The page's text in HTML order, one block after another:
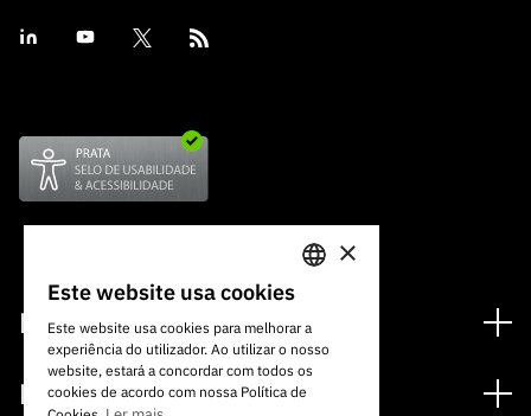
Financiamento
Programas de Financiamento
Internacional
Media
PORTUGUESE
ENGLISH
×
Este website usa cookies
Este website usa cookies para melhorar a
experiência do utilizador. Ao utilizar o nosso
website, estará a concordar com todos os
cookies de acordo com nossa Política de